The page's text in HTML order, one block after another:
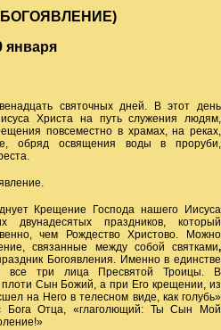
января
святочных дней. В этот день
Христа на путь служения людям,
повсеместно в храмах, на реках,
обряд освящения воды в проруби,
Крещение Господа нашего Иисуса
праздников, который
чем Рождество Христово. Можно
связанные между собой святками,
Богоявления. Именно в единстве
все три лица Пресвятой Троицы. В
Сын Божий, а при Его крещении, из
на Него в телесном виде, как голубь»
Отца, «глаголющий: Ты Сын Мой